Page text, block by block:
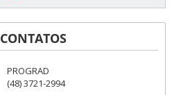
CONTATOS
PROGRAD
(48) 3721-2994